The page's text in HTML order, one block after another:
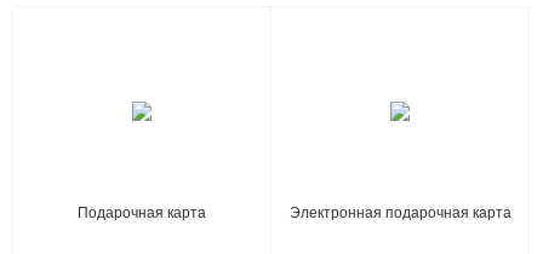
Подарочная карта Электронная подарочная карта